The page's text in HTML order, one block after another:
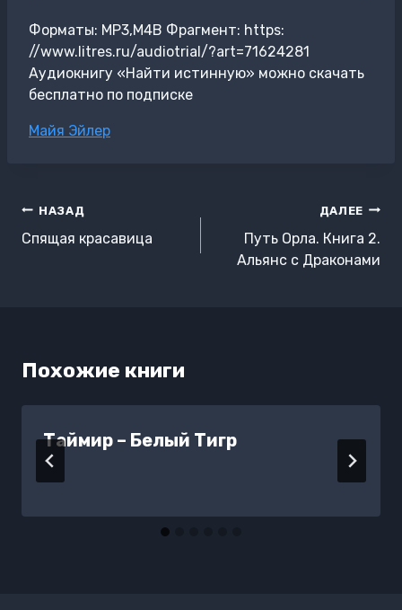
Форматы: MP3,M4B Фрагмент: https:
//www.litres.ru/audiotrial/?art=71624281
Аудиокнигу «Найти истинную» можно скачать
бесплатно по подписке
Метки
Майя Эйлер
Навигация
по
НАЗАД
Спящая красавица
ДАЛЕЕ
Путь Орла. Книга 2.
Альянс с Драконами
Похожие книги
Таймир – Белый Тигр